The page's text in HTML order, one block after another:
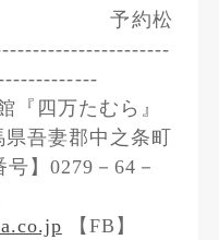
予約松
四万たむら』
吾妻郡中之条町
】0279－64－
【FB】